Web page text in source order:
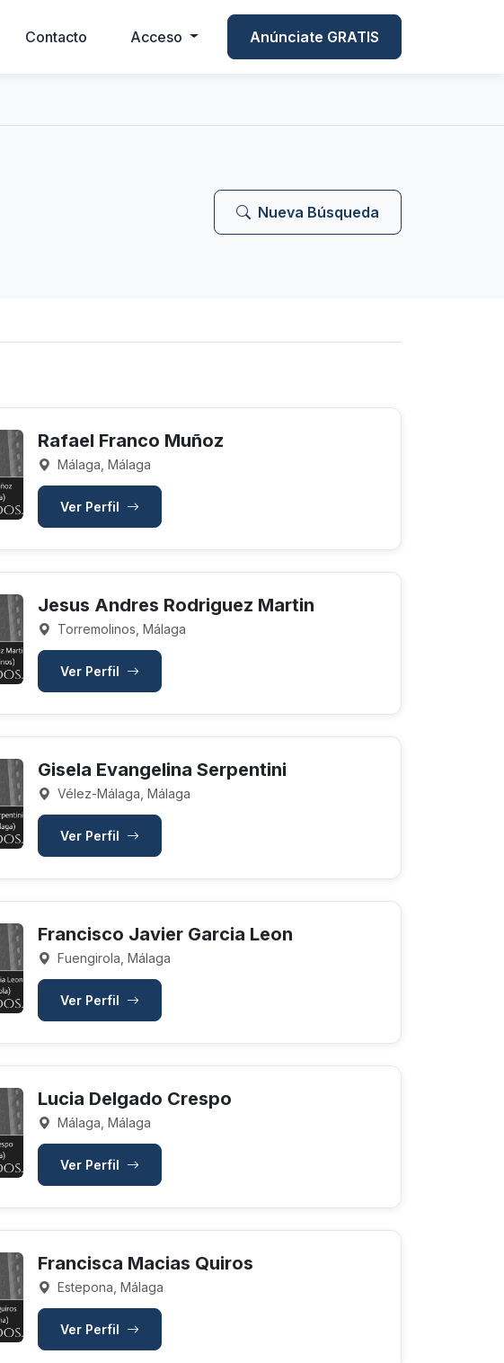
Contacto Acceso Anúnciate GRATIS
Nueva Búsqueda
Rafael Franco Muñoz
Málaga, Málaga
Ver Perfil
Jesus Andres Rodriguez Martin
Torremolinos, Málaga
Ver Perfil
Gisela Evangelina Serpentini
Vélez-Málaga, Málaga
Ver Perfil
Francisco Javier Garcia Leon
Fuengirola, Málaga
Ver Perfil
Lucia Delgado Crespo
Málaga, Málaga
Ver Perfil
Francisca Macias Quiros
Estepona, Málaga
Ver Perfil